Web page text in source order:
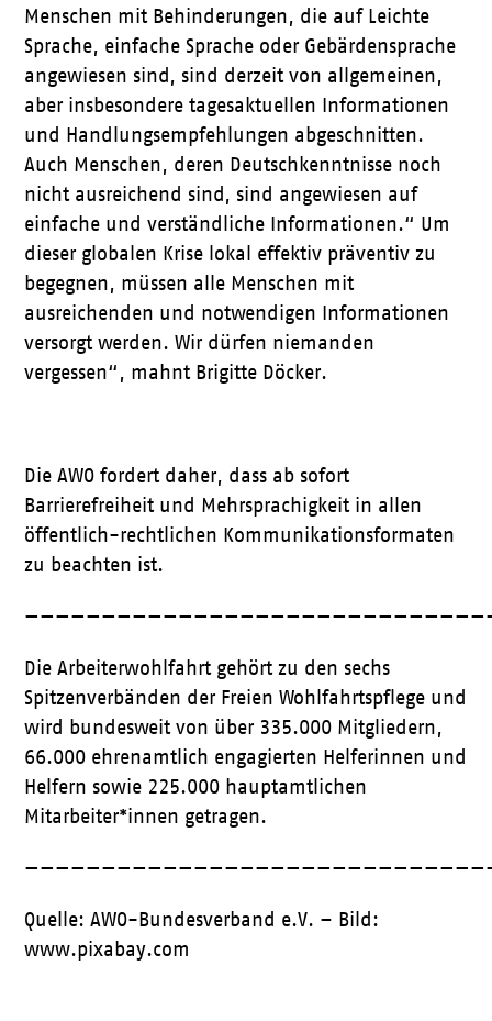
Menschen mit Behinderungen, die auf Leichte
Sprache, einfache Sprache oder Gebärdensprache
angewiesen sind, sind derzeit von allgemeinen,
aber insbesondere tagesaktuellen Informationen
und Handlungsempfehlungen abgeschnitten.
Auch Menschen, deren Deutschkenntnisse noch
nicht ausreichend sind, sind angewiesen auf
einfache und verständliche Informationen.“ Um
dieser globalen Krise lokal effektiv präventiv zu
begegnen, müssen alle Menschen mit
ausreichenden und notwendigen Informationen
versorgt werden. Wir dürfen niemanden
vergessen“, mahnt Brigitte Döcker.
Die AWO fordert daher, dass ab sofort
Barrierefreiheit und Mehrsprachigkeit in allen
öffentlich-rechtlichen Kommunikationsformaten
zu beachten ist.
Die Arbeiterwohlfahrt gehört zu den sechs
Spitzenverbänden der Freien Wohlfahrtspflege und
wird bundesweit von über 335.000 Mitgliedern,
66.000 ehrenamtlich engagierten Helferinnen und
Helfern sowie 225.000 hauptamtlichen
Mitarbeiter*innen getragen.
Quelle: AWO-Bundesverband e.V. – Bild:
www.pixabay.com